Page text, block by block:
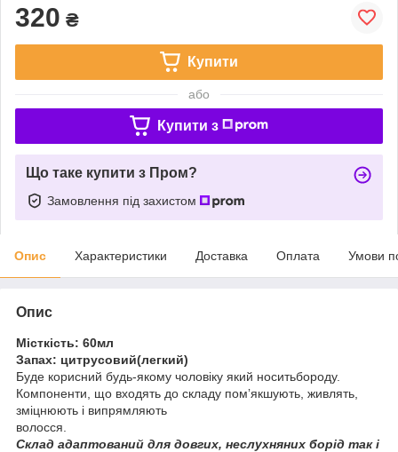
320 ₴
Купити
або
Купити з
Що таке купити з Пром?
Замовлення під захистом
Опис Характеристики Доставка Оплата Умови
Опис
Місткість: 60мл
Запах: цитрусовий(легкий)
Буде корисний будь-якому чоловіку який носитьбороду.
Компоненти, що входять до складу помʼякшують, живлять,
зміцнюють і випрямляють
волосся.
Склад адаптований для довгих, неслухняних борід так і